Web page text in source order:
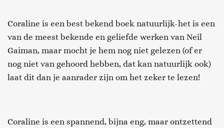
Coraline is een best bekend boek natuurlijk-het is een
van de meest bekende en geliefde werken van Neil
Gaiman, maar mocht je hem nog niet gelezen (of er
nog niet van gehoord hebben, dat kan natuurlijk ook)
laat dit dan je aanrader zijn om het zeker te lezen!
Coraline is een spannend, bijna eng, maar ontzettend